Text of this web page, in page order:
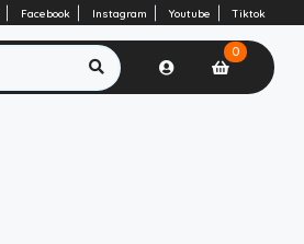
Facebook Instagram Youtube Tiktok
0